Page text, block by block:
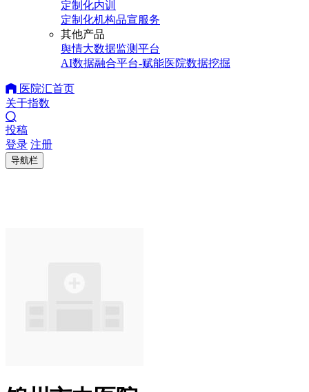
定制化内训
定制化机构品宣服务
其他产品
舆情大数据监测平台
AI数据融合平台-赋能医院数据挖掘
医院汇首页
关于指数
投稿
登录 注册
导航栏